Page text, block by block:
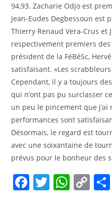
94,93. Zacharie Odjo est
Jean-Eudes Degbessoun est
Thierry Renaud Vera-Crus et
respectivement premiers
président de la FéBéSc,
satisfaisant. «Les
Cependant, il y a toujours
qui n’ont pas pu surclasser
un peu le pincement que j’ai
performances sont
Désormais, le regard est
avec une soixantaine de
prévus pour le bonheur des
F T W C